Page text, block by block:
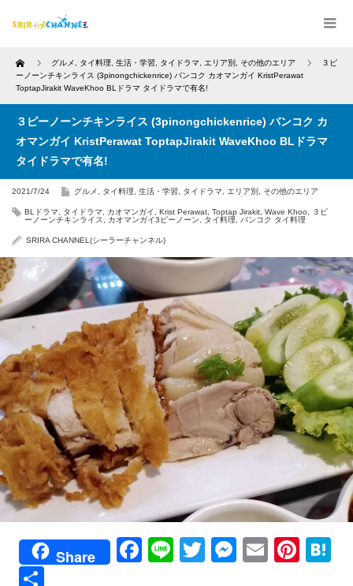
Home グルメ タイ料理 生活・学習 タイドラマ エリア別 その他のエリア
３ピ
ーノーンチキンライス (3pinongchickenrice) バンコク カオマンガイ KristPerawat
ToptapJirakit WaveKhoo BLドラマ タイドラマで有名!
３ピーノーンチキンライス (3pinongchickenrice) バンコク カ
オマンガイ KristPerawat ToptapJirakit WaveKhoo BLドラマ
タイドラマで有名!
2021/7/24 グルメ タイ料理 生活・学習 タイドラマ エリア別 その他のエリア
BLドラマ タイドラマ カオマンガイ Krist Perawat Toptap Jirakit Wave Khoo
３ピ
ーノーンチキンライス
カオマンガイ3ピーノーン タイ料理 バンコク タイ料理
SRIRA CHANNEL(シーラーチャンネル)
Share Facebook
LineTwitterEmail